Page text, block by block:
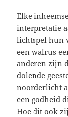
Elke
interpretatie
lichtspel hun
een walrus
anderen zijn
dolende
noorderlicht
een godheid
Hoe dit ook